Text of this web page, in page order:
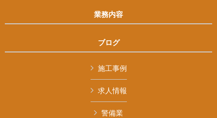
業務内容
ブログ
施工事例
求人情報
警備業